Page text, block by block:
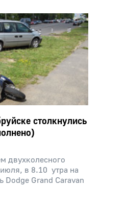
столкнулись
двухколесного
в 8.10 утра на
Dodge Grand Caravan